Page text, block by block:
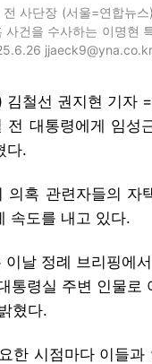
사단장 (서울=연합뉴
사건을 수사하는 이명현
jjaeck9@yna.co.kr
김철선 권지현 기자
전 대통령에게 임성
다.
의혹 관련자들의 자
속도를 내고 있다.
이날 정례 브리핑에
통령실 주변 인물로
혔다.
한 시점마다 이들